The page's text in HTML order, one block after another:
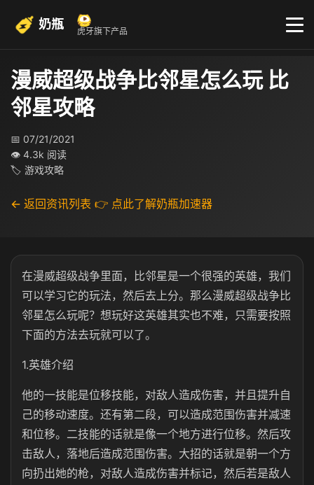
奶瓶 虎牙旗下产品
漫威超级战争比邻星怎么玩 比
邻星攻略
📅 07/21/2021
👁 4.3k 阅读
🏷 游戏攻略
← 返回资讯列表 👉 点此了解奶瓶加速器
在漫威超级战争里面，比邻星是一个很强的英雄，我们
可以学习它的玩法，然后去上分。那么漫威超级战争比
邻星怎么玩呢？想玩好这英雄其实也不难，只需要按照
下面的方法去玩就可以了。
1.英雄介绍
他的一技能是位移技能，对敌人造成伤害，并且提升自
己的移动速度。还有第二段，可以造成范围伤害并减速
和位移。二技能的话就是像一个地方进行位移。然后攻
击敌人，落地后造成范围伤害。大招的话就是朝一个方
向扔出她的枪，对敌人造成伤害并标记，然后若是敌人